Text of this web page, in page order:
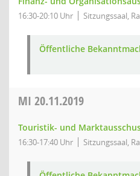
16:30-20:10 Uhr Sitzungssaal,
Öffentliche
MI 20.11.2019
Touristik- und
16:30-17:40 Uhr Sitzungssaal,